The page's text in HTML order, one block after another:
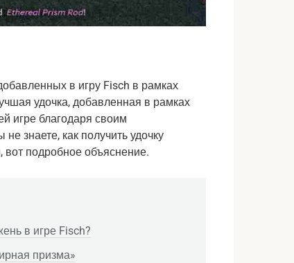
в игру Fisch в рамках
удочка, добавленная в рамках
игре благодаря своим
знаете, как получить удочку
вот подробное объяснение.
в игре Fisch?
призма»